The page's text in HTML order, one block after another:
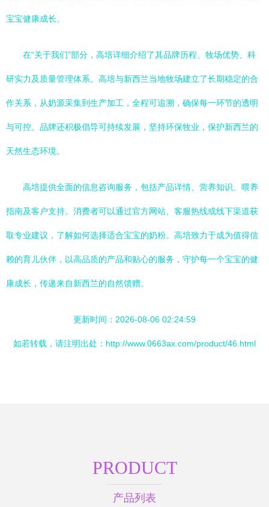
宝宝健康成长。
在“关于我们”部分，高培详细介绍了其品牌历程、牧场优势、科
研实力及质量管理体系。高培与新西兰当地牧场建立了长期稳定的合
作关系，从奶源采集到生产加工，全程可追溯，确保每一环节的透明
与可控。品牌还积极倡导可持续发展，坚持环保牧业，保护新西兰的
天然生态环境。
高培提供全面的信息咨询服务，包括产品详情、营养知识、喂养
指南及客户支持。消费者可以通过官方网站、客服热线或线下渠道获
取专业建议，了解如何选择适合宝宝的奶粉。高培致力于成为值得信
赖的育儿伙伴，以高品质的产品和贴心的服务，守护每一个宝宝的健
康成长，传递来自新西兰的自然馈赠。
更新时间：2026-08-06 02:24:59
如若转载，请注明出处：http://www.0663ax.com/product/46.html
PRODUCT
产品列表